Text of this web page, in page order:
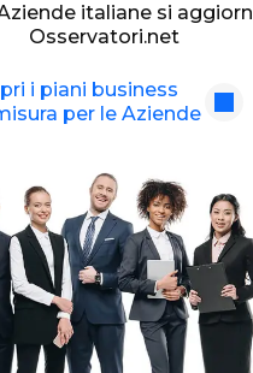
italiane si
Osservatori.net
i piani business
per le Aziende